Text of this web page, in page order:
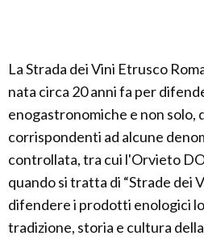
La Strada dei Vini Etrusco
nata circa 20 anni fa per
enogastronomiche e non solo,
corrispondenti ad alcune
controllata, tra cui l'Orvieto
quando si tratta di “Strade dei
difendere i prodotti enologici
tradizione, storia e cultura